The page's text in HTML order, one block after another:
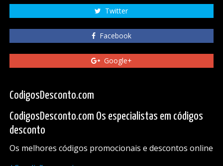
Twitter
Facebook
Google+
CodigosDesconto.com
CodigosDesconto.com Os especialistas em códigos
desconto
Os melhores códigos promocionais e descontos online